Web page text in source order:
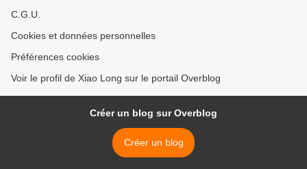
C.G.U.
Cookies et données personnelles
Préférences cookies
Voir le profil de Xiao Long sur le portail Overblog
Créer un blog sur Overblog
Créer un blog